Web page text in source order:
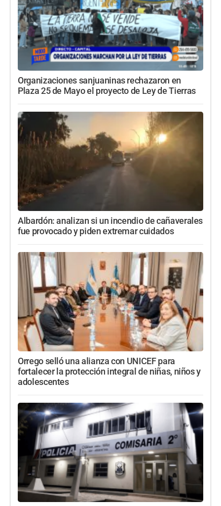
Organizaciones sanjuaninas rechazaron en
Plaza 25 de Mayo el proyecto de Ley de Tierras
Albardón: analizan si un incendio de cañaverales
fue provocado y piden extremar cuidados
Orrego selló una alianza con UNICEF para
fortalecer la protección integral de niñas, niños y
adolescentes